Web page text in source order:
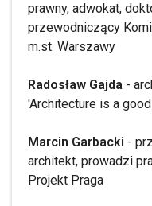
prawny, adwokat,
przewodniczący
m.st. Warszawy
Radosław Gajda -
'Architecture is a
Marcin Garbacki -
architekt, prowadzi
Projekt Praga